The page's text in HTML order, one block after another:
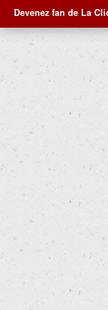
Devenez fan de La